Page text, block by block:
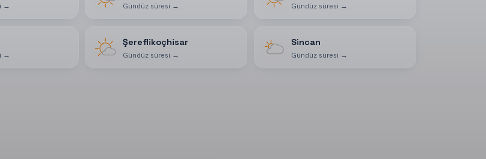
→ Gündüz süresi → Gündüz süresi →
→
Şereflikoçhisar
Gündüz süresi →
Sincan
Gündüz süresi →